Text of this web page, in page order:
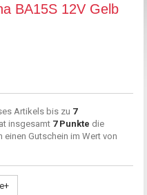
BA15S 12V Gelb
Artikels bis zu 7
insgesamt 7Punkte die
Gutschein im Wert von